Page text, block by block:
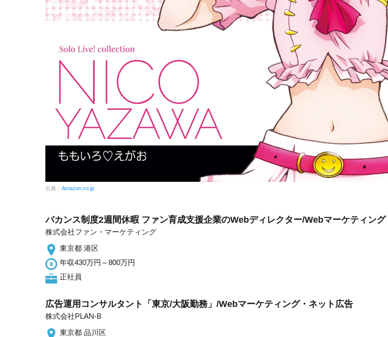
出典： Amazon.co.jp
バカンス制度2週間休暇 ファン育成支援企業のWebディレクター/Webマーケティン
株式会社ファン・マーケティング
東京都 港区
年収430万円～800万円
正社員
広告運用コンサルタント「東京/大阪勤務」/Webマーケティング・ネット広告
株式会社PLAN-B
東京都 品川区